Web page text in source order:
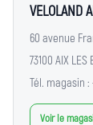
VELOLAND
60 avenue
73100 AIX LES
Tél. magasin :
Voir le